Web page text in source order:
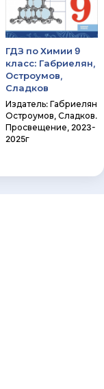
ГДЗ по Химии 9
класс: Габриелян,
Остроумов,
Сладков
Издатель: Габриелян
Остроумов, Сладков.
Просвещение, 2023-
2025г